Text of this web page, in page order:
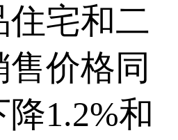
住宅和二
价格同
1.2%和